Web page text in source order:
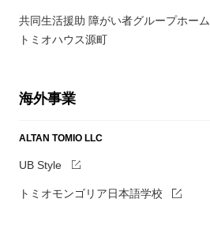
共同生活援助 障がい者グループホーム
トミオハウス源町
海外事業
ALTAN TOMIO LLC
UB Style
トミオモンゴリア日本語学校